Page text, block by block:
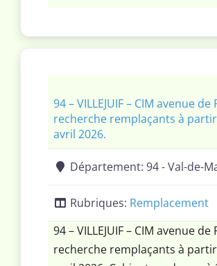
conv, écho, séno et interv.
94 – VILLEJUIF – CIM avenue de
recherche remplaçants à
avril 2026.
Département: 94 - Val-de-
Rubriques: Remplacement
94 – VILLEJUIF – CIM avenue de
recherche remplaçants à